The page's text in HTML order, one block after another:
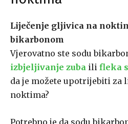
Liječenje gljivica na
bikarbonom
Vjerovatno ste sodu
izbjeljivanje zuba ili fleka
da je možete upotrijebiti za
noktima?